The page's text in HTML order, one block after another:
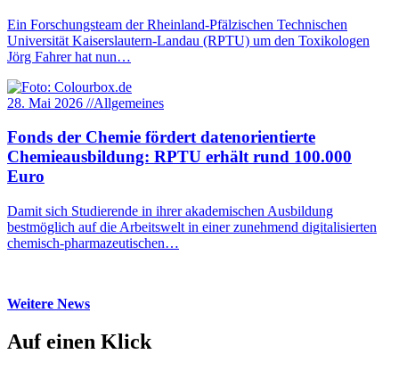
Ein Forschungsteam der Rheinland-Pfälzischen Technischen
Universität Kaiserslautern-Landau (RPTU) um den Toxikologen
Jörg Fahrer hat nun…
28. Mai 2026 //Allgemeines
Fonds der Chemie fördert datenorientierte
Chemieausbildung: RPTU erhält rund 100.000
Euro
Damit sich Studierende in ihrer akademischen Ausbildung
bestmöglich auf die Arbeitswelt in einer zunehmend digitalisierten
chemisch-pharmazeutischen…
Weitere News
Auf einen Klick